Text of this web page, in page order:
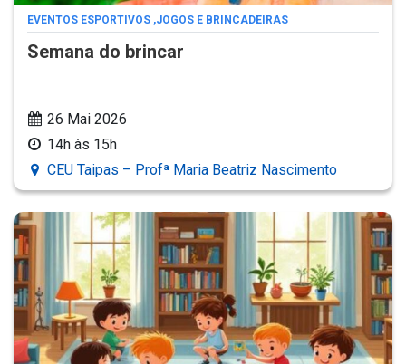
EVENTOS ESPORTIVOS ,JOGOS E BRINCADEIRAS
Semana do brincar
26 Mai 2026
14h às 15h
CEU Taipas – Profª Maria Beatriz Nascimento